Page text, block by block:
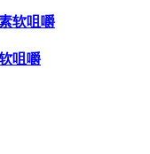
软咀嚼
咀嚼